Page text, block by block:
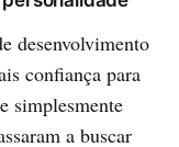
desenvolvimento
confiança para
simplesmente
a buscar